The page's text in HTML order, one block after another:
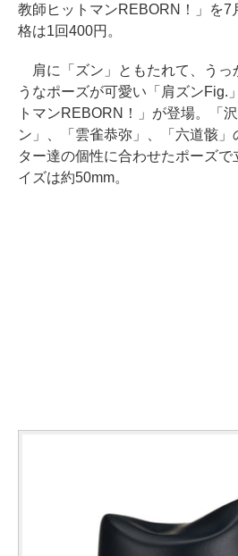
教師ヒットマンREBORN！」を7
格は1回400円。
肩に「ズン」ともたれて、うっ
うなポーズが可愛い「肩ズンFig.
トマンREBORN！」が登場。「
ン」、「雲雀恭弥」、「六道骸」
ター達の個性に合わせたポーズ
イズは約50mm。